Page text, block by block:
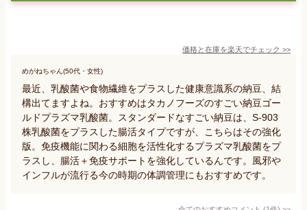
価格と在庫を楽天でチェック >>
めがねちゃん(50代・女性)
最近、乳酸菌や食物繊維をプラスした健康意識系の納豆、結
構出てますよね。おすすめはタカノフーズのすごい納豆ゴー
ルドプラズマ乳酸菌。スタンダードなすごい納豆は、S-903
株乳酸菌をプラスした腸活タイプですが、こちらはその強化
版。免疫機能に関わる細胞を活性化するプラズマ乳酸菌をプ
ラスし、腸活＋免疫サポートを強化しているんです。風邪や
インフルが流行る今の時期の体調管理にもおすすめです。